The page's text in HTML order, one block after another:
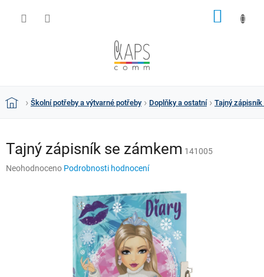
DomůŠkolní potřeby a výtvarné potřeby Doplňky a ostatní Tajný
Tajný zápisník se zámkem 141005
Průměrné
Neohodnoceno Podrobnosti hodnocení